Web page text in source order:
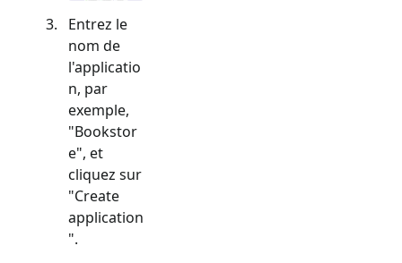
Entrez le
nom de
l'applicatio
n, par
exemple,
"Bookstor
e", et
cliquez sur
"Create
application
".